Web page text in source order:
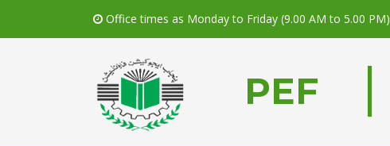
Office times as Monday to Friday (9.00 AM to 5.00 PM)
PEF